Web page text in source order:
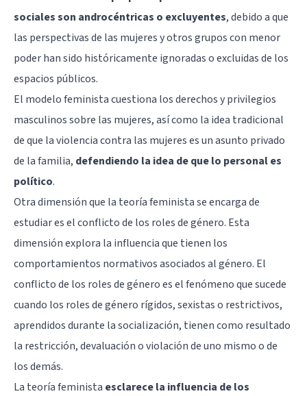
sociales son androcéntricas o excluyentes, debido a que
las perspectivas de las mujeres y otros grupos con menor
poder han sido históricamente ignoradas o excluidas de los
espacios públicos.
El modelo feminista cuestiona los derechos y privilegios
masculinos sobre las mujeres, así como la idea tradicional
de que la violencia contra las mujeres es un asunto privado
de la familia, defendiendo la idea de que lo personal es
político.
Otra dimensión que la teoría feminista se encarga de
estudiar es el conflicto de los roles de género. Esta
dimensión explora la influencia que tienen los
comportamientos normativos asociados al género. El
conflicto de los roles de género es el fenómeno que sucede
cuando los roles de género rígidos, sexistas o restrictivos,
aprendidos durante la socialización, tienen como resultado
la restricción, devaluación o violación de uno mismo o de
los demás.
La teoría feminista esclarece la influencia de los